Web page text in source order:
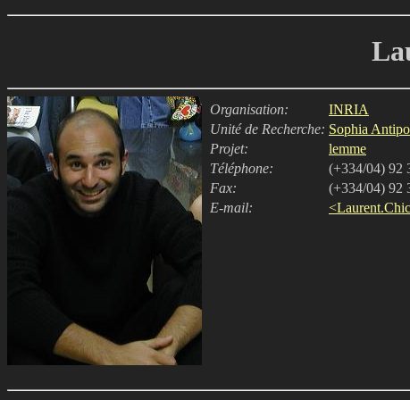
Laurent
Organisation:
INRIA
Unité de Recherche: Sophia
Projet:
lemme
Téléphone:
(+334/04) 92
Fax:
(+334/04) 92
E-mail: